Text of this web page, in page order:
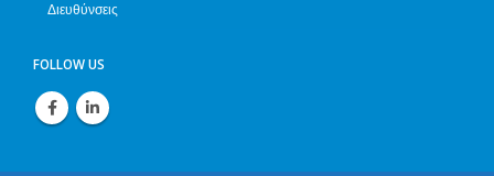
Διευθύνσεις
FOLLOW US